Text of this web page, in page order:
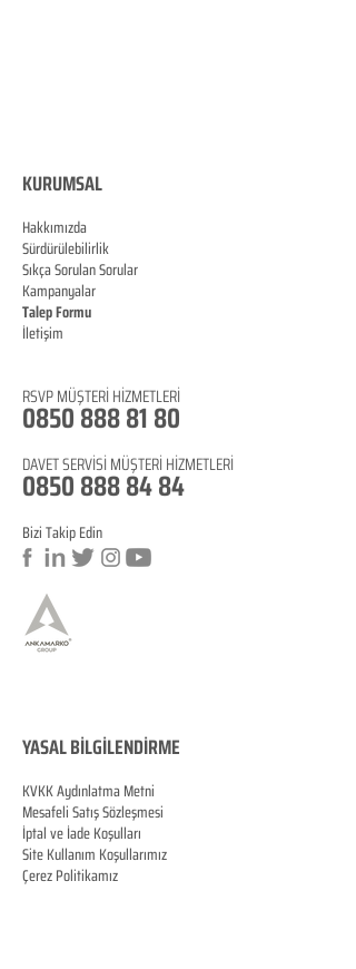
KURUMSAL
Hakkımızda
Sürdürülebilirlik
Sıkça Sorulan Sorular
Kampanyalar
Talep Formu
İletişim
RSVPMÜŞTERİ HİZMETLERİ
0850 888 81 80
DAVET SERVİSİ MÜŞTERİ HİZMETLERİ
0850 888 84 84
Bizi Takip Edin
YASAL BİLGİLENDİRME
KVKK Aydınlatma Metni
Mesafeli Satış Sözleşmesi
İptal ve İade Koşulları
Site Kullanım Koşullarımız
Çerez Politikamız